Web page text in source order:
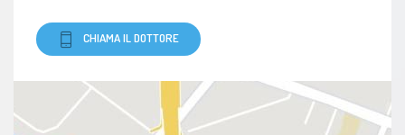
CHIAMA IL DOTTORE